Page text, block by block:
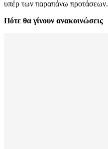
υπέρ των παραπάνω προτάσεων.
Πότε θα γίνουν ανακοινώσεις